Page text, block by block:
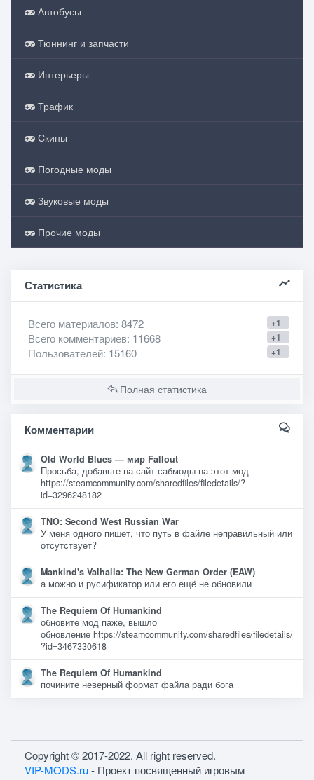
Автобусы
Тюннинг и запчасти
Интерьеры
Трафик
Скины
Погодные моды
Звуковые моды
Прочие моды
Статистика
+1
Всего материалов: 8472
+1
Всего комментариев: 11668
+1
Пользователей: 15160
Полная статистика
Комментарии
Old World Blues — мир Fallout
Просьба, добавьте на сайт сабмоды на этот мод
https://steamcommunity.com/sharedfiles/filedetails/?
id=3296248182
TNO: Second West Russian War
У меня одного пишет, что путь в файле неправильный или
отсутствует?
Mankind's Valhalla: The New German Order (EAW)
а можно и русификатор или его ещё не обновили
The Requiem Of Humankind
обновите мод паже, вышло
обновление https://steamcommunity.com/sharedfiles/filedetails/
?id=3467330618
The Requiem Of Humankind
почините неверный формат файла ради бога
Copyright © 2017-2022. All right reserved.
VIP-MODS.ru- Проект посвященный игровым